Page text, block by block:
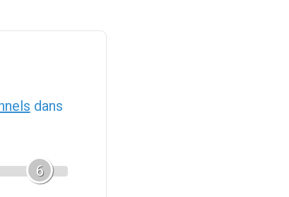
dans
6